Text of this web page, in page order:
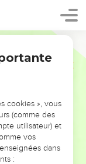
ÉVITER LES
cookies », vous
(comme des
utilisateur) et
vos
dans
: